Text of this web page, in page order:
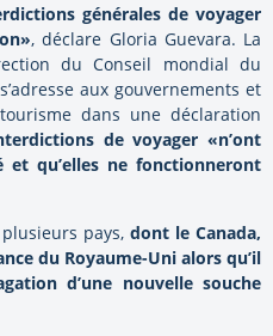
générales de voyager
, déclare Gloria Guevara. La
du Conseil mondial du
aux gouvernements et
dans une déclaration
de voyager «n’ont
et qu’elles ne fonctionneront
pays,dont le Canada,
du Royaume-Uni alors qu’il
d’une nouvelle souche